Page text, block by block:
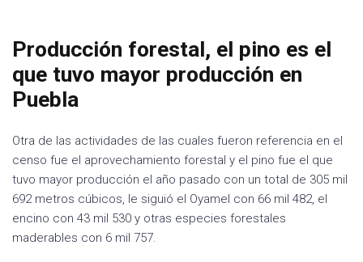
Producción forestal, el pino es el
que tuvo mayor producción en
Puebla
Otra de las actividades de las cuales fueron referencia en el
censo fue el aprovechamiento forestal y el pino fue el que
tuvo mayor producción el año pasado con un total de 305 mil
692 metros cúbicos, le siguió el Oyamel con 66 mil 482, el
encino con 43 mil 530 y otras especies forestales
maderables con 6 mil 757.